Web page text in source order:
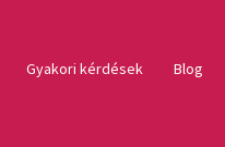
Gyakori kérdések Blog